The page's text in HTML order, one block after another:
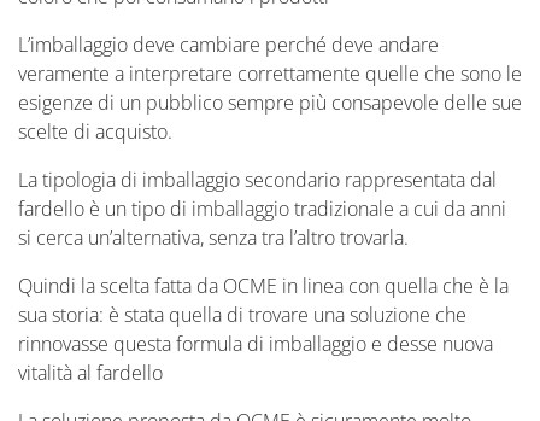
L’imballaggio deve cambiare perché deve andare
veramente a interpretare correttamente quelle che sono le
esigenze di un pubblico sempre più consapevole delle sue
scelte di acquisto.
La tipologia di imballaggio secondario rappresentata dal
fardello è un tipo di imballaggio tradizionale a cui da anni
si cerca un’alternativa, senza tra l’altro trovarla.
Quindi la scelta fatta da OCME in linea con quella che è la
sua storia: è stata quella di trovare una soluzione che
rinnovasse questa formula di imballaggio e desse nuova
vitalità al fardello